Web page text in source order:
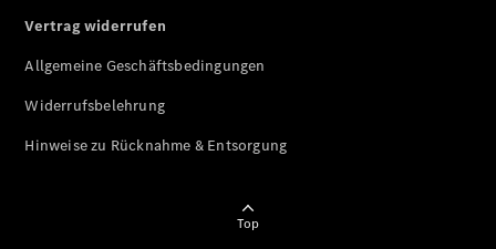
Vertrag widerrufen
Allgemeine Geschäftsbedingungen
Widerrufsbelehrung
Hinweise zu Rücknahme & Entsorgung
Top